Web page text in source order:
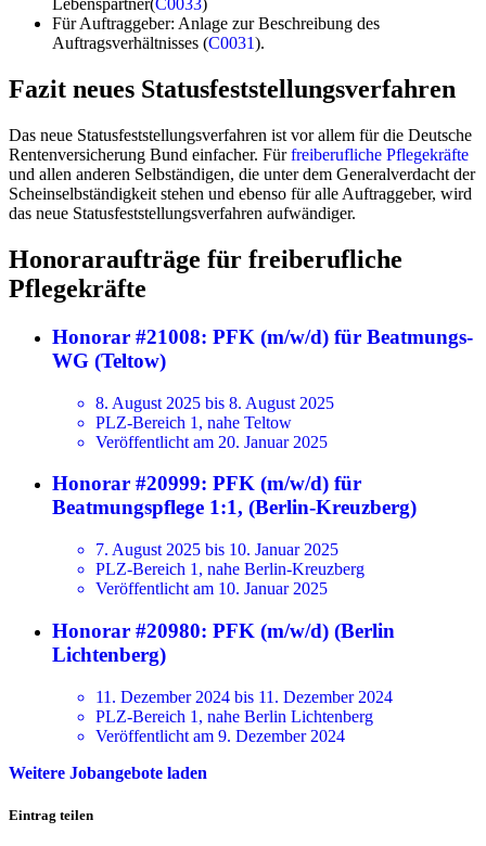
Lebenspartner(C0033)
Für Auftraggeber: Anlage zur Beschreibung des
Auftragsverhältnisses (C0031).
Fazit neues Statusfeststellungsverfahren
Das neue Statusfeststellungsverfahren ist vor allem für die Deutsche
Rentenversicherung Bund einfacher. Fürfreiberufliche Pflegekräfte
und allen anderen Selbständigen, die unter dem Generalverdacht der
Scheinselbständigkeit stehen und ebenso für alle Auftraggeber, wird
das neue Statusfeststellungsverfahren aufwändiger.
Honoraraufträge für freiberufliche
Pflegekräfte
Honorar #21008: PFK (m/w/d) für Beatmungs-
WG (Teltow)
8. August 2025 bis 8. August 2025
PLZ-Bereich 1, nahe Teltow
Veröffentlicht am 20. Januar 2025
Honorar #20999: PFK (m/w/d) für
Beatmungspflege 1:1, (Berlin-Kreuzberg)
7. August 2025 bis 10. Januar 2025
PLZ-Bereich 1, nahe Berlin-Kreuzberg
Veröffentlicht am 10. Januar 2025
Honorar #20980: PFK (m/w/d) (Berlin
Lichtenberg)
11. Dezember 2024 bis 11. Dezember 2024
PLZ-Bereich 1, nahe Berlin Lichtenberg
Veröffentlicht am 9. Dezember 2024
Weitere Jobangebote laden
Eintrag teilen